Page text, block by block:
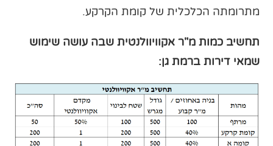
מתרומתה הכלכלית של קומת הקרקע.
תחשיב כמות מ"ר אקוויוולנטית שבה עושה שימוש
שמאי דירות ברמת גן: